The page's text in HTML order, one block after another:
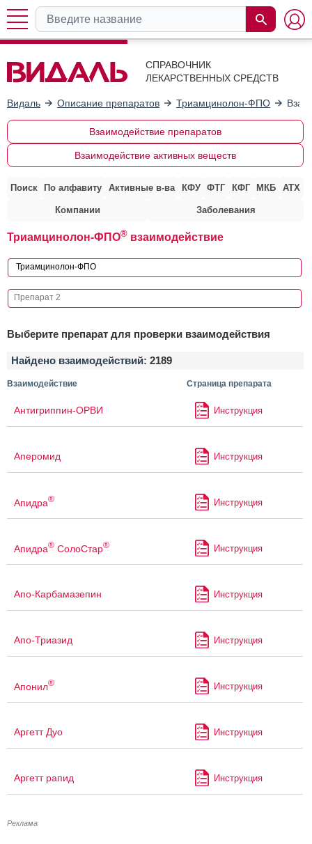
СПРАВОЧНИК
ЛЕКАРСТВЕННЫХ СРЕДСТВ
Видаль Описание препаратов Триамцинолон-ФПО
Взаимодействие препаратов
Взаимодействие активных веществ
Поиск По алфавиту Активные в-ва КФУ ФТГ КФГ МКБ АТХ
Компании Заболевания
Триамцинолон-ФПО® взаимодействие
Выберите препарат для проверки взаимодействия
Найдено взаимодействий: 2189
Взаимодействие Страница препарата
Антигриппин-ОРВИ Инструкция
Аперомид Инструкция
Апидра® Инструкция
Апидра® СолоСтар® Инструкция
Апо-Карбамазепин Инструкция
Апо-Триазид Инструкция
Апонил® Инструкция
Аргетт Дуо Инструкция
Аргетт рапид Инструкция
Реклама